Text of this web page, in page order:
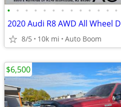
• • • • • • • • • • • • •
8/5 10k mi Auto Boom
$6,500